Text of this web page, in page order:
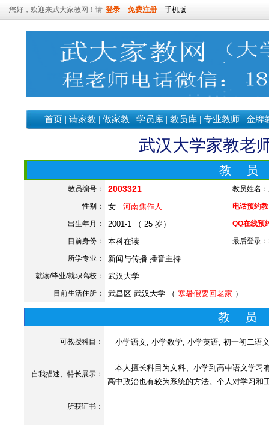
您好，欢迎来武大家教网！请 登录 免费注册 手机版
首页 | 请家教 | 做家教 | 学员库 | 教员库 | 专业教师 | 金牌
武汉大学家教老
教
教员编号： 2003321 教员姓名：
性别： 女 河南焦作人 电话预约
出生年月： 2001-1 （ 25 岁） QQ在线预
目前身份： 本科在读 最后登录
所学专业： 新闻与传播 播音主持
就读/毕业/就职高校： 武汉大学
目前生活住所： 武昌区.武汉大学 （ 寒暑假要回老家 ）
教 员
可教授科目： 小学语文, 小学数学, 小学英语, 初一初二语
自我描述、特长展示 ：
本人擅长科目为文科、小学到高中语文学习
高中政治也有较为系统的方法。个人对学习和
所获证书 ：